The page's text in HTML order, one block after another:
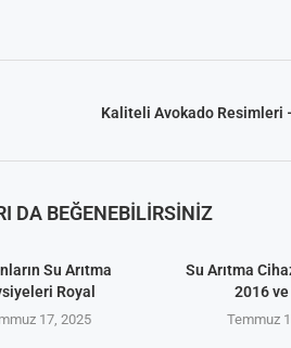
Kaliteli Avokado Resimleri
DA BEĞENEBILIRSINIZ
Su Arıtma
Royal
17, 2025
Su Arıtma
2016
Temmuz